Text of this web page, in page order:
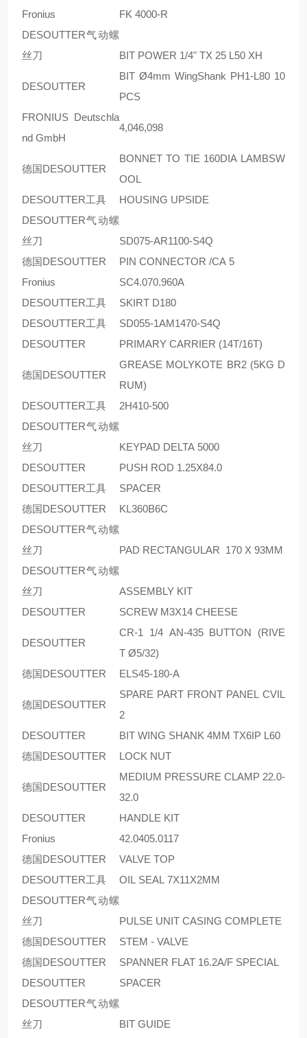
Fronius
FK 4000-R
DESOUTTER气动螺
丝刀
BIT POWER 1/4" TX 25 L50 XH
DESOUTTER
BIT Ø4mm WingShank PH1-L80 10
PCS
FRONIUS Deutschla
nd GmbH
4,046,098
德国DESOUTTER
BONNET TO TIE 160DIA LAMBSW
OOL
DESOUTTER工具
HOUSING UPSIDE
DESOUTTER气动螺
丝刀
SD075-AR1100-S4Q
德国DESOUTTER
PIN CONNECTOR /CA 5
Fronius
SC4.070.960A
DESOUTTER工具
SKIRT D180
DESOUTTER工具
SD055-1AM1470-S4Q
DESOUTTER
PRIMARY CARRIER (14T/16T)
德国DESOUTTER
GREASE MOLYKOTE BR2 (5KG D
RUM)
DESOUTTER工具
2H410-500
DESOUTTER气动螺
丝刀
KEYPAD DELTA 5000
DESOUTTER
PUSH ROD 1.25X84.0
DESOUTTER工具
SPACER
德国DESOUTTER
KL360B6C
DESOUTTER气动螺
丝刀
PAD RECTANGULAR 170 X 93MM
DESOUTTER气动螺
丝刀
ASSEMBLY KIT
DESOUTTER
SCREW M3X14 CHEESE
DESOUTTER
CR-1 1/4 AN-435 BUTTON (RIVE
T Ø5/32)
德国DESOUTTER
ELS45-180-A
德国DESOUTTER
SPARE PART FRONT PANEL CVIL
2
DESOUTTER
BIT WING SHANK 4MM TX6IP L60
德国DESOUTTER
LOCK NUT
德国DESOUTTER
MEDIUM PRESSURE CLAMP 22.0-
32.0
DESOUTTER
HANDLE KIT
Fronius
42.0405.0117
德国DESOUTTER
VALVE TOP
DESOUTTER工具
OIL SEAL 7X11X2MM
DESOUTTER气动螺
丝刀
PULSE UNIT CASING COMPLETE
德国DESOUTTER
STEM - VALVE
德国DESOUTTER
SPANNER FLAT 16.2A/F SPECIAL
DESOUTTER
SPACER
DESOUTTER气动螺
丝刀
BIT GUIDE